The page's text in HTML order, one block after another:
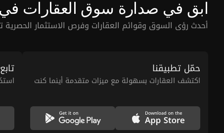
ابق في صدارة سوق العقارات
أحدث رؤى السوق وقوائم العقارات وفرص الاستثمار الحصرية
حمّل تطبيقنا
اكتشف العقارات بسهولة مع ميزات متقدمة أينما كنت